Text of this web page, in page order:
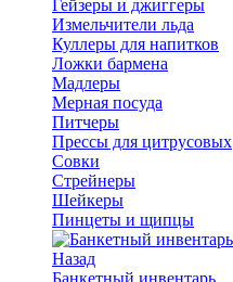
Гейзеры и джиггеры
Измельчители льда
Куллеры для напитков
Ложки бармена
Мадлеры
Мерная посуда
Питчеры
Прессы для цитрусовых
Совки
Стрейнеры
Шейкеры
Пинцеты и щипцы
Назад
Банкетный инвентарь